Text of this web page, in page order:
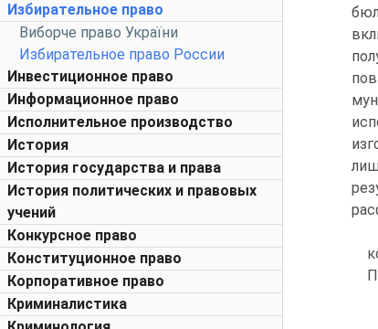
Избирательное право
Виборче право України
Избирательное право России
Инвестиционное право
Информационное право
Исполнительное производство
История
История государства и права
История политических и правовых
учений
Конкурсное право
Конституционное право
Корпоративное право
Криминалистика